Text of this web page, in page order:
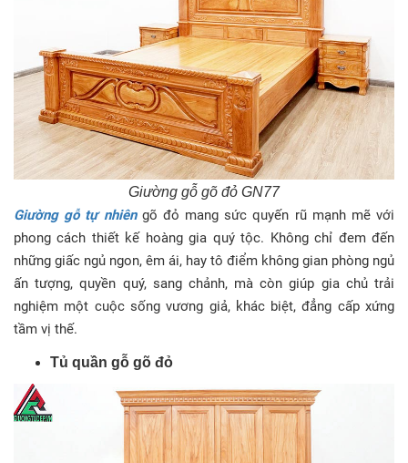
Giường gỗ gõ đỏ GN77
Giường gỗ tự nhiêngõ đỏ mang sức quyến rũ mạnh mẽ với
phong cách thiết kế hoàng gia quý tộc. Không chỉ đem đến
những giấc ngủ ngon, êm ái, hay tô điểm không gian phòng ngủ
ấn tượng, quyền quý, sang chảnh, mà còn giúp gia chủ trải
nghiệm một cuộc sống vương giả, khác biệt, đẳng cấp xứng
tầm vị thế.
Tủ quần gỗ gõ đỏ